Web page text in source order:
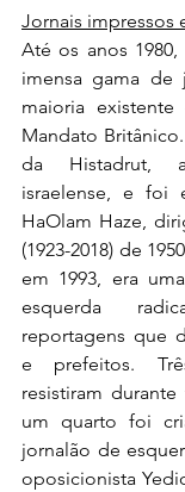
Jornais impressos
Até os anos
imensa gama de
maioria
Mandato
da Histadrut,
israelense, e foi
HaOlam Haze,
(1923-2018) de
em 1993, era
esquerda
reportagens que
e prefeitos.
resistiram
um quarto foi
jornalão de
oposicionista